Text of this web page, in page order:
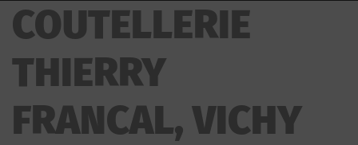
COUTELLERIE
THIERRY
FRANCAL, VICHY